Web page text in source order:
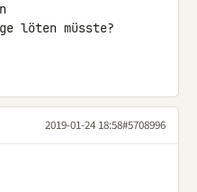
löten müsste?
2019-01-24 18:58#5708996